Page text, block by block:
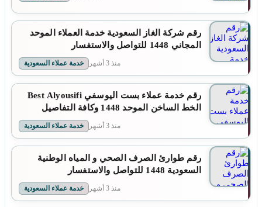
رقم شركة الغاز السعودية خدمة العملاء الموحد
المجاني 1448 للتواصل والاستفسار
منذ 3 أشهر خدمة عملاء السعودية
رقم خدمة عملاء بست اليوسفي Best Alyousifi
الخط الساخن الموحد 1448 وكافة التفاصيل
منذ 3 أشهر خدمة عملاء السعودية
رقم طوارئ الصرف الصحي و المياه الوطنية
السعودية 1448 للتواصل والاستفسار
منذ 3 أشهر خدمة عملاء السعودية